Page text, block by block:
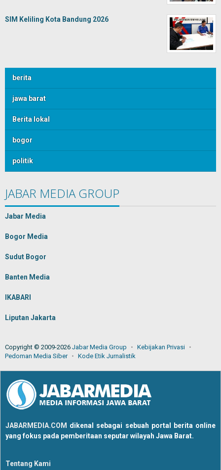
SIM Keliling Kota Bandung 2026
berita
jawa barat
Berita lokal
bogor
politik
JABAR MEDIA GROUP
Jabar Media
Bogor Media
Sudut Bogor
Banten Media
IKABARI
Liputan Jakarta
Copyright © 2009-2026 Jabar Media Group
Kebijakan Privasi
Pedoman Media Siber
Kode Etik Jurnalistik
JABARMEDIA.COM dikenal sebagai sebuah portal berita online
yang fokus pada pemberitaan seputar wilayah Jawa Barat.
Tentang Kami